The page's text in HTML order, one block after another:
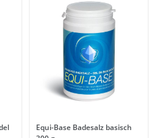
Equi-Base Badesalz basisch